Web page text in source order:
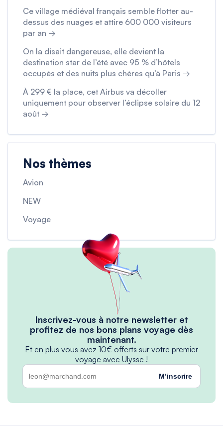
Ce village médiéval français semble flotter au-
dessus des nuages et attire 600 000 visiteurs
par an →
On la disait dangereuse, elle devient la
destination star de l’été avec 95 % d’hôtels
occupés et des nuits plus chères qu’à Paris →
À 299 € la place, cet Airbus va décoller
uniquement pour observer l’éclipse solaire du 12
août →
Nos thèmes
Avion
NEW
Voyage
Inscrivez-vous à notre newsletter et
profitez de nos bons plans voyage dès
maintenant.
Et en plus vous avez 10€ offerts sur votre premier
voyage avec Ulysse !
M’inscrire